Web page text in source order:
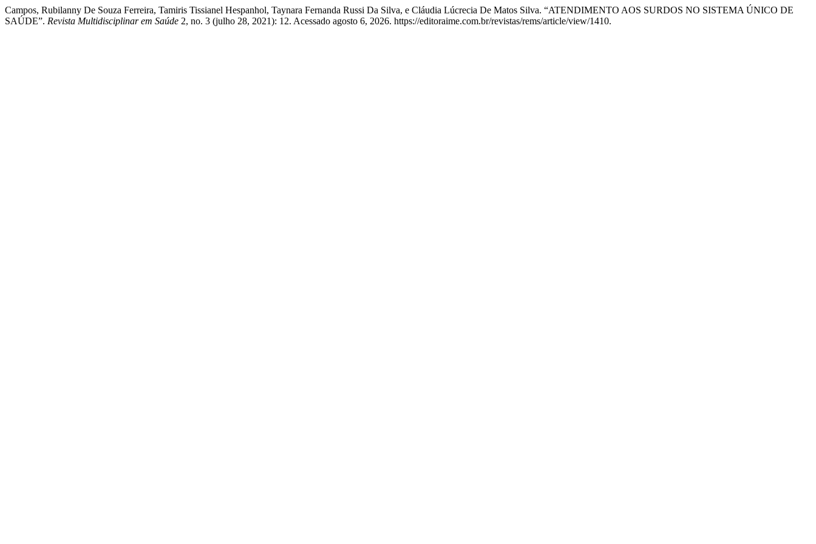
Campos, Rubilanny De Souza Ferreira, Tamiris Tissianel Hespanhol, Taynara Fernanda Russi Da Silva, e Cláudia Lúcrecia De Matos Silva. “ATENDIMENTO AOS SURDOS NO SISTEMA ÚNICO DE
SAÚDE”. Revista Multidisciplinar em Saúde 2, no. 3 (julho 28, 2021): 12. Acessado agosto 6, 2026. https://editoraime.com.br/revistas/rems/article/view/1410.